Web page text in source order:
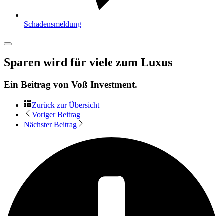
Schadensmeldung
Sparen wird für viele zum Luxus
Ein Beitrag von Voß Investment.
Zurück zur Übersicht
Voriger Beitrag
Nächster Beitrag